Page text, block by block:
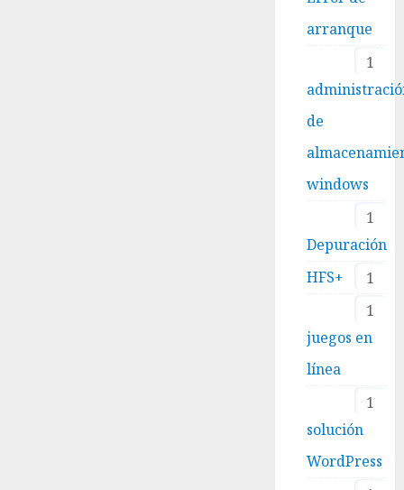
arranque
1
de
windows
1
Depuración
1
HFS+
1
juegos en
línea
1
solución
WordPress